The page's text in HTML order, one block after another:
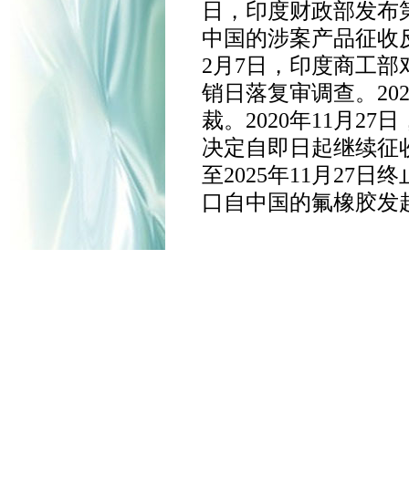
日，印度财政部发布
中国的涉案产品征收
2月7日，印度商工
销日落复审调查。
裁。2020年11月27
决定自即日起继续征
至2025年11月27日
口自中国的氟橡胶发